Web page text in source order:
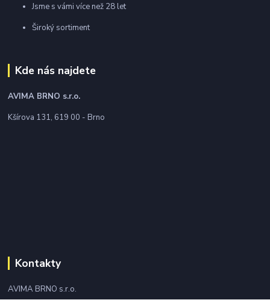
Jsme s vámi více než 28 let
Široký sortiment
Kde nás najdete
AVIMA BRNO s.r.o.
Kšírova 131, 619 00 - Brno
Kontakty
AVIMA BRNO s.r.o.